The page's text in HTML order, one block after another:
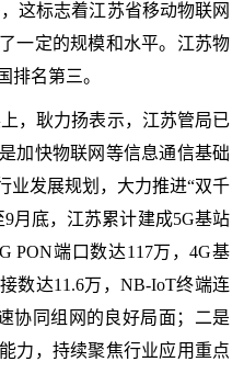
这标志着江苏省移动物联网
一定的规模和水平。江苏物
排名第三。
，耿力扬表示，江苏管局已
加快物联网等信息通信基础
业发展规划，大力推进“双千
月底，江苏累计建成5G基站
PON端口数达117万，4G基
数达11.6万，NB-IoT终端连
协同组网的良好局面；二是
力，持续聚焦行业应用重点